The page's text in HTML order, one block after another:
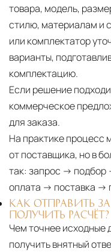
товара, модель,
стилю, материалам и
или комплектатор
варианты,
комплектацию.
Если решение
коммерческое
для заказа.
На практике процесс
от поставщика, но в
так: запрос →
оплата → поставка →
КАК ОТПРАВИТЬ
ПОЛУЧИТЬ РАСЧЁТ?
Чем точнее исходные
получить внятный